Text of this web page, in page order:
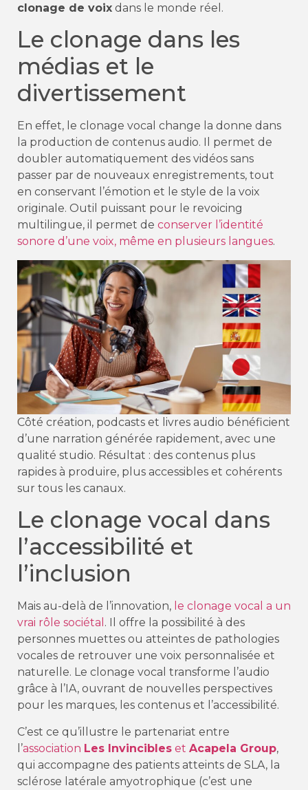
clonage de voix dans le monde réel.
Le clonage dans les
médias et le
divertissement
En effet, le clonage vocal change la donne dans
la production de contenus audio. Il permet de
doubler automatiquement des vidéos sans
passer par de nouveaux enregistrements, tout
en conservant l’émotion et le style de la voix
originale. Outil puissant pour le revoicing
multilingue, il permet de conserver l’identité
sonore d’une voix, même en plusieurs langues.
Côté création, podcasts et livres audio bénéficient
d’une narration générée rapidement, avec une
qualité studio. Résultat : des contenus plus
rapides à produire, plus accessibles et cohérents
sur tous les canaux.
Le clonage vocal dans
l’accessibilité et
l’inclusion
Mais au-delà de l’innovation, le clonage vocal a un
vrai rôle sociétal . Il offre la possibilité à des
personnes muettes ou atteintes de pathologies
vocales de retrouver une voix personnalisée et
naturelle. Le clonage vocal transforme l’audio
grâce à l’IA, ouvrant de nouvelles perspectives
pour les marques, les contenus et l’accessibilité.
C’est ce qu’illustre le partenariat entre
l’association Les Invincibles et Acapela Group,
qui accompagne des patients atteints de SLA, la
sclérose latérale amyotrophique (c’est une